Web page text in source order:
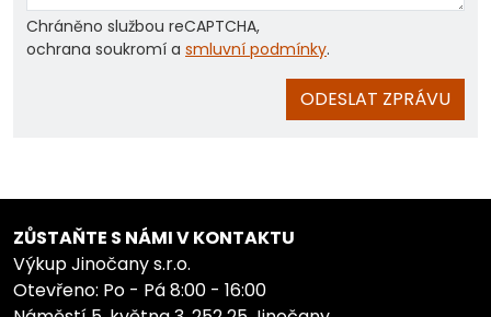
Chráněno službou reCAPTCHA,
ochrana soukromí a smluvní podmínky.
ODESLAT ZPRÁVU
ZŮSTAŇTE S NÁMI V KONTAKTU
Výkup Jinočany s.r.o.
Otevřeno: Po - Pá 8:00 - 16:00